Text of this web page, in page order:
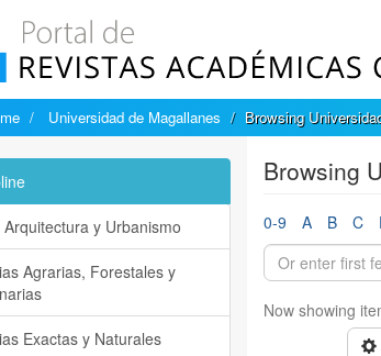
Universidad de Magallanes Browsing
Browsing
0-9 A B C
Now showing
y Urbanismo
Agrarias, Forestales y
Exactas y Naturales